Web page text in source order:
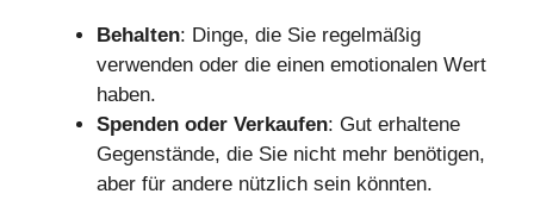
Behalten: Dinge, die Sie regelmäßig
verwenden oder die einen emotionalen Wert
haben.
Spenden oder Verkaufen: Gut erhaltene
Gegenstände, die Sie nicht mehr benötigen,
aber für andere nützlich sein könnten.